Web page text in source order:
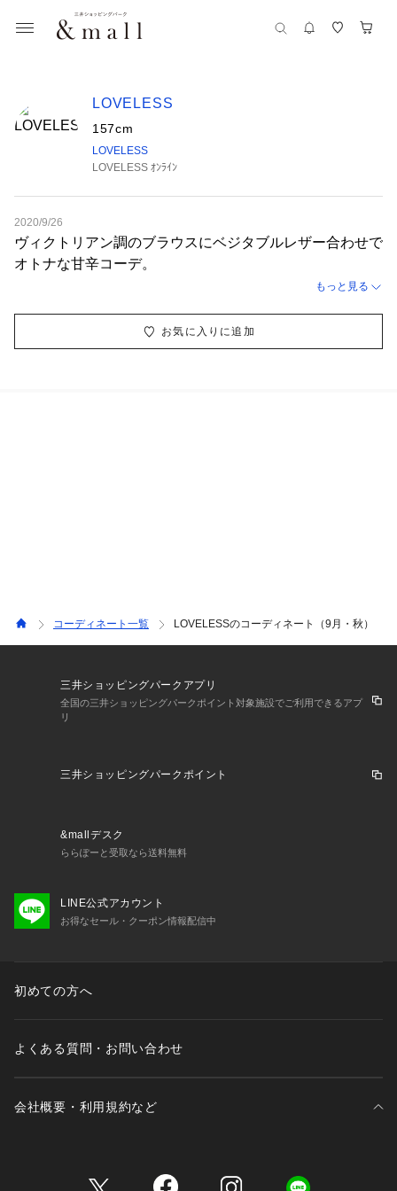
LOVELESS
157cm
LOVELESS
LOVELESS ｵﾝﾗｲﾝ
2020/9/26
ヴィクトリアン調のブラウスにベジタブルレザー合わせで
オトナな甘辛コーデ。
もっと見る
お気に入りに追加
コーディネート一覧 LOVELESSのコーディネート（9月・秋）
三井ショッピングパークアプリ
全国の三井ショッピングパークポイント対象施設でご利用できるアプ
リ
三井ショッピングパークポイント
&mallデスク
ららぽーと受取なら送料無料
LINE公式アカウント
お得なセール・クーポン情報配信中
初めての方へ
よくある質問・お問い合わせ
会社概要・利用規約など